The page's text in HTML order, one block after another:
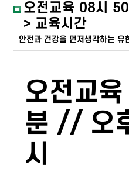
오전교육 08시
> 교육시간
안전과 건강을 먼저생각하는 유
오전교
분 // 오
시